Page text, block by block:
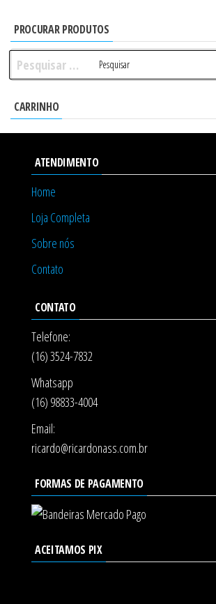
PROCURAR PRODUTOS
Pesquisar
por:
CARRINHO
ATENDIMENTO
Home
Loja Completa
Sobre nós
Contato
CONTATO
Telefone:
(16) 3524-7832
Whatsapp
(16) 98833-4004
Email:
ricardo@ricardonass.com.br
FORMAS DE PAGAMENTO
ACEITAMOS PIX